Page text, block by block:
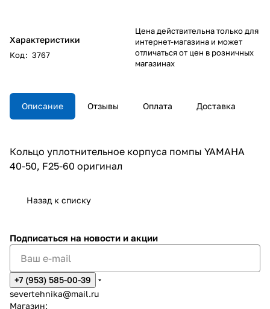
Характеристики
Код: 3767
Цена действительна только для
интернет-магазина и может
отличаться от цен в розничных
магазинах
Описание Отзывы Оплата Доставка
Кольцо уплотнительное корпуса помпы YAMAHA
40-50, F25-60 оригинал
Назад к списку
Подписаться на новости и акции
+7 (953) 585-00-39
severtehnika@mail.ru
Магазин: